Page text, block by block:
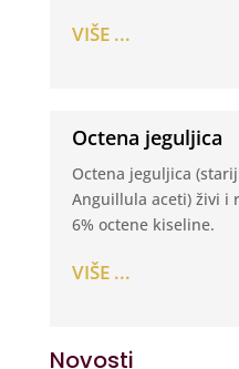
VIŠE ...
Octena jeguljica
Octena jeguljica
Anguillula aceti) živi i
6% octene kiseline.
VIŠE ...
Novosti